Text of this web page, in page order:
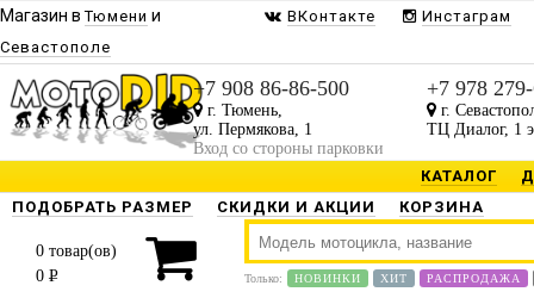
Магазин вТюмени и
Севастополе
ВКонтакте Инстаграм
+7 908 86-86-500
г. Тюмень,
ул. Пермякова, 1
Вход со стороны парковки
+7 978
г.
ТЦ Диалог, 1
КАТАЛОГ
ПОДОБРАТЬ РАЗМЕР
СКИДКИ И АКЦИИ КОРЗИНА
0 товар(ов)
0 P
Только: НОВИНКИ ХИТ РАСПРОДАЖА